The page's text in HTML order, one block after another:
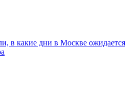
в какие дни в Москве ожидается